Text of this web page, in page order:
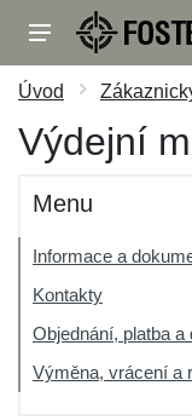
Úvod
Výdejní
Menu
Informace a
Kontakty
Objednání, platba a
Výměna, vrácení a